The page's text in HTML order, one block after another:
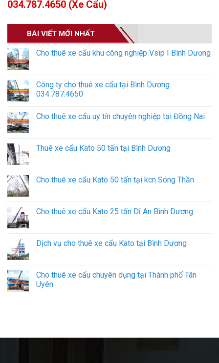
034.787.4650 (Xe Cẩu)
BÀI VIẾT MỚI NHẤT
Cho thuê xe cẩu khu công nghiệp Vsip I Bình Dương
Công ty cho thuê xe cẩu tại Bình Dương
034.787.4650
Cho thuê xe cẩu uy tín chuyên nghiệp tại Đồng Nai
Thuê xe cẩu Kato 50 tấn tại Bình Dương
Cho thuê xe cẩu Kato 50 tấn tại kcn Sóng Thần
Cho thuê xe cẩu Kato 25 tấn Dĩ An Bình Dương
Dịch vụ cho thuê xe cẩu Kato tại Bình Dương
Cho thuê xe cẩu chuyên dụng tại Thành phố Tân
Uyên